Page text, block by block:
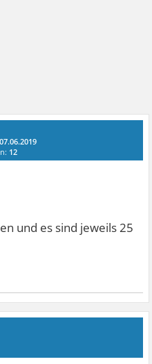
07.06.2019
12
und es sind jeweils 25